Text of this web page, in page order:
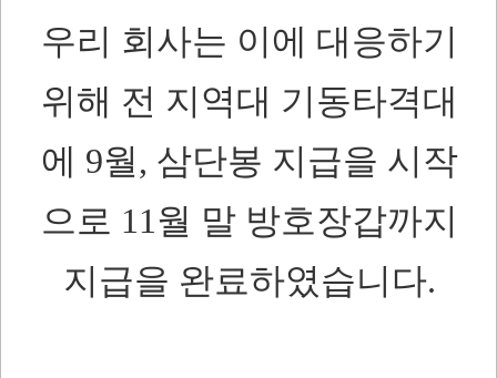
우리 회사는 이에 대응하기
위해 전 지역대 기동타격대
에 9월, 삼단봉 지급을 시작
으로 11월 말 방호장갑까지
지급을 완료하였습니다.